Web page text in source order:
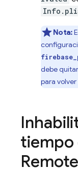
Nota:
debe
para
tiempo